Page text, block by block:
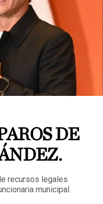
DE
recursos legales
municipal.